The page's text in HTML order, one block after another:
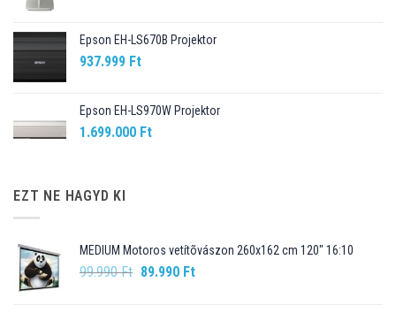
Epson EH-LS670B Projektor
937.999 Ft
Epson EH-LS970W Projektor
1.699.000 Ft
EZT NE HAGYD KI
MEDIUM Motoros vetítõvászon 260x162 cm 120" 16:10
99.990Ft Original
89.990 FtCurrent